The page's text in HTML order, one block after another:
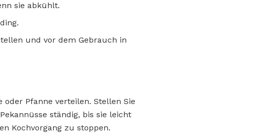
sie abkühlt.
und vor dem Gebrauch in
oder Pfanne verteilen. Stellen Sie
ständig, bis sie leicht
Kochvorgang zu stoppen.